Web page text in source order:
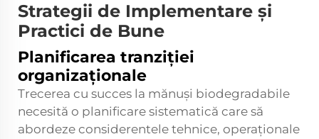
Strategii de Implementare și
Practici de Bune
Planificarea tranziției
organizaționale
Trecerea cu succes la mănuși biodegradabile
necesită o planificare sistematică care să
abordeze considerentele tehnice, operaționale